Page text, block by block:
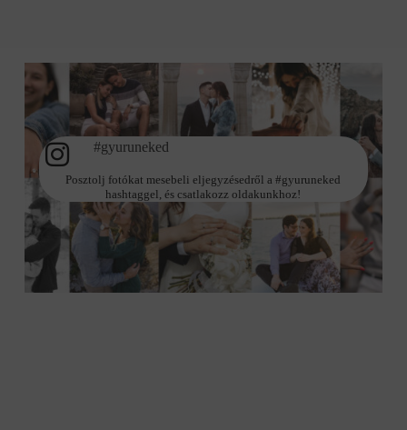
#gyuruneked
Posztolj fotókat mesebeli eljegyzésedről a #gyuruneked
hashtaggel, és csatlakozz oldakunkhoz!